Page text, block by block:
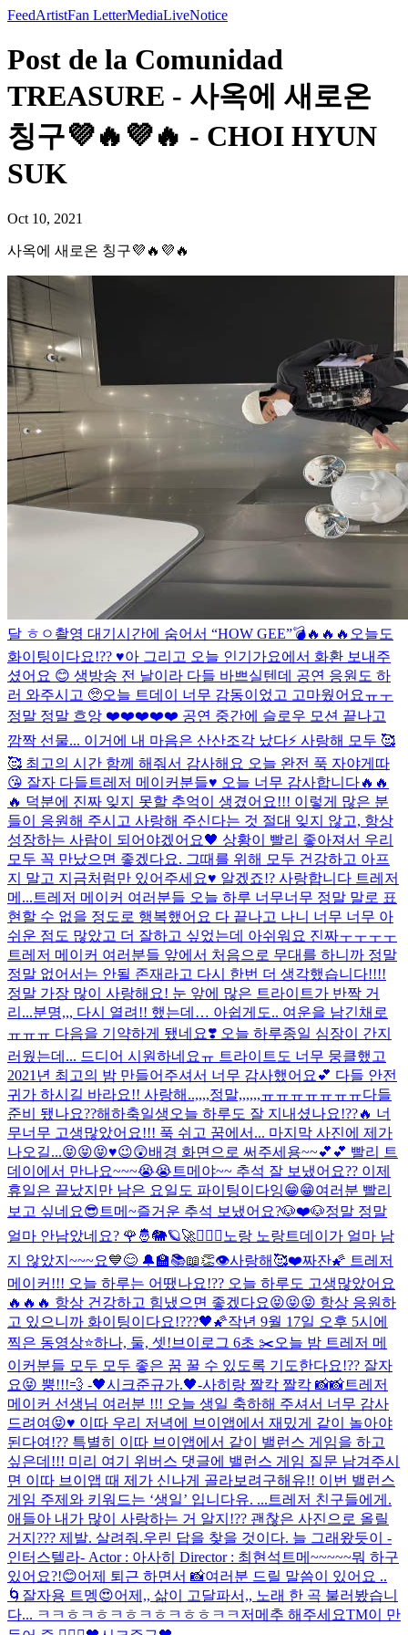
FeedArtistFan LetterMediaLiveNotice
Post de la Comunidad
TREASURE - 사옥에 새로온
칭구💜🔥💜🔥 - CHOI HYUN
SUK
Oct 10, 2021
사옥에 새로온 칭구💜🔥💜🔥
달 ㅎㅇ 촬영 대기시간에 숨어서 “HOW GEE”💣🔥🔥🔥 오늘도
화이팅이다요!?? ♥️아 그리고 오늘 인기가요에서 화환 보내주
셨어요 😊 생방송 전 날이라 다들 바쁘실텐데 공연 응원도 하
러 와주시고 🥺오늘 트데이 너무 감동이었고 고마웠어요ㅠㅜ
정말 정말 흐앙 ❤️❤️❤️❤️❤️ 공연 중간에 슬로우 모션 끝나고
깜짝 선물... 이거에 내 마음은 산산조각 났다⚡️ 사랑해 모두 🥰
🥰 최고의 시간 함께 해줘서 감사해요 오늘 완전 푹 자야게따
😘 잘자 다들 트레저 메이커분들♥️ 오늘 너무 감사합니다🔥🔥
🔥 덕분에 진짜 잊지 못할 추억이 생겼어요!!! 이렇게 많은 분
들이 응원해 주시고 사랑해 주신다는 것 절대 잊지 않고, 항상
성장하는 사람이 되어야겠어요🖤 상황이 빨리 좋아져서 우리
모두 꼭 만났으면 좋겠다요. 그때를 위해 모두 건강하고 아프
지 말고 지금처럼만 있어주세요♥️ 알겠죠!? 사랑합니다 트레저
메... 트레저 메이커 여러분들 오늘 하루 너무너무 정말 말로 표
현할 수 없을 정도로 행복했어요 다 끝나고 나니 너무 너무 아
쉬운 점도 많았고 더 잘하고 싶었는데 아쉬워요 진짜ㅜㅜㅜㅜ
트레저 메이커 여러분들 앞에서 처음으로 무대를 하니까 정말
정말 없어서는 안될 존재라고 다시 한번 더 생각했습니다!!!!
정말 가장 많이 사랑해요! 눈 앞에 많은 트라이트가 반짝 거
리...분명,,, 다시 열려!! 했는데… 아쉽게도.. 여운을 남긴채로
ㅠㅠㅠ 다음을 기약하게 됐네요❣️ 오늘 하루종일 심장이 간지
러웠는데... 드디어 시원하네요ㅠ 트라이트도 너무 뭉클했고
2021년 최고의 밤 만들어주셔서 너무 감사했어요💕 다들 안전
귀가 하시길 바라요!! 사랑해..,,,,정말,,,,,,ㅠㅠㅠㅠㅠㅠㅠ다들
준비 됐나요??해하축일생 오늘 하루도 잘 지내셨나요!??🔥 너
무너무 고생많았어요!!! 푹 쉬고 꿈에서... 마지막 사진에 제가
나오길...😝😝😝♥️😉😲배경 화면으로 써주세용~~💕💕 빨리 트
데이에서 만나요~~~😭😭 트메야~~ 추석 잘 보냈어요?? 이제
휴일은 끝났지만 남은 요일도 파이팅이다잉😁😁여러분 빨리
보고 싶네요😎 트메~즐거운 추석 보냈어요?🐶❤️🐶정말 정말
얼마 안남았네요? 🌹🤴🐘🪐🚀🙇🏻‍♂️ 노랑 노랑트데이가 얼마 남
지 않았지~~~요💙😊 🔔🏫📚📖👏👁사랑해🥰❤️짜잔🌠 트레저
메이커!!! 오늘 하루는 어땠나요!?? 오늘 하루도 고생많았어요
🔥🔥🔥 항상 건강하고 힘냈으면 좋겠다요😝😝😝 항상 응원하
고 있으니까 화이팅이다요!???🖤🌠작년 9월 17일 오후 5시에
찍은 동영상⭐️하나, 둘, 셋! 브이로그 6초 ✂️오늘 밤 트레저 메
이커분들 모두 모두 좋은 꿈 꿀 수 있도록 기도한다요!?? 잘자
요😝 뿡!!!💨 -🖤시크준규가.🖤-사히랑 짤칵 짤칵 📸📸트레저
메이커 선생님 여러분 !!! 오늘 생일 축하해 주셔서 너무 감사
드려여😝♥️ 이따 우리 저녁에 브이앱에서 재밌게 같이 놀아야
된다여!?? 특별히 이따 브이앱에서 같이 밸런스 게임을 하고
싶은데!!! 미리 여기 위버스 댓글에 밸런스 게임 질문 남겨주시
면 이따 브이앱 때 제가 신나게 골라보려구해유!! 이번 밸런스
게임 주제와 키워드는 ‘생일’ 입니다유. ... 트레저 친구들에게.
애들아 내가 많이 사랑하는 거 알지!?? 괜찮은 사진으로 올릴
거지??? 제발. 살려줘.우린 답을 찾을 것이다. 늘 그래왔듯이 -
인터스텔라- Actor : 아사히 Director : 최현석 트메~~~~~뭐 하구
있어요?!😊어제 퇴근 하면서 📸여러분 드릴 말씀이 있어요 ..
🌀 잘자용 트멩😍어제,, 삶이 고달파서,, 노래 한 곡 불러봤습니
다... ㅋㅋㅎㅋㅎㅋㅎㅋㅎㅋㅎㅎㅋㅋ 저메추 해주세요TM이 만